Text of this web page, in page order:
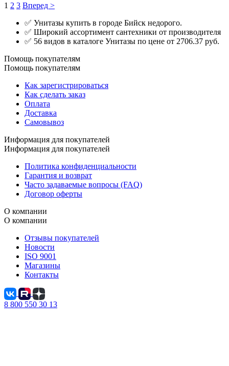
1 2 3 Вперед >
✅ Унитазы купить в городе Бийск недорого.
✅ Широкий ассортимент сантехники от производителя
✅ 56 видов в каталоге Унитазы по цене от 2706.37 руб.
Помощь покупателям
Помощь покупателям
Как зарегистрироваться
Как сделать заказ
Оплата
Доставка
Самовывоз
Информация для покупателей
Информация для покупателей
Политика конфиденциальности
Гарантия и возврат
Часто задаваемые вопросы (FAQ)
Договор оферты
О компании
О компании
Отзывы покупателей
Новости
ISO 9001
Магазины
Контакты
8 800 550 30 13